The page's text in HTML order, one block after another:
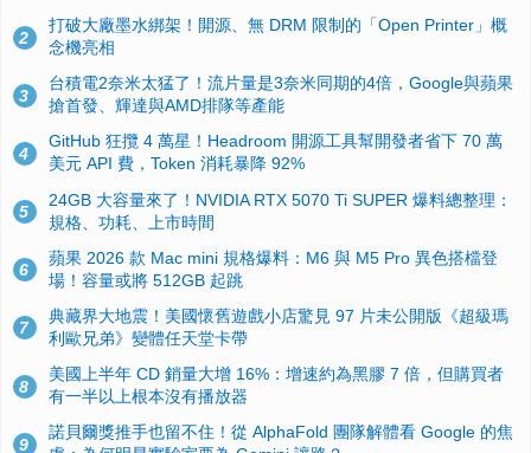
2
打破大廠墨水綁架！開源、無 DRM 限制的「Open Printer」概
念機亮相
3
台積電2奈米太猛了！流片量是3奈米同期的4倍，Google與蘋果
搶首發、輝達與AMD排隊等產能
4
GitHub 狂攬 4 萬星！Headroom 開源工具幫開發者省下 70 萬
美元 API 費，Token 消耗暴降 92%
5
24GB 大容量來了！NVIDIA RTX 5070 Ti SUPER 爆料總整理：
規格、功耗、上市時間
6
蘋果 2026 款 Mac mini 規格爆料：M6 與 M5 Pro 異色搭檔登
場！容量或將 512GB 起跳
7
典藏界大地震！美國懷舊遊戲小店驚見 97 片未公開版《超級瑪
利歐兄弟》變體任天堂卡帶
8
美國上半年 CD 銷量大增 16%：增速約為黑膠 7 倍，但購買者
有一半以上根本沒有播放器
9
諾貝爾獎推手也留不住！從 AlphaFold 團隊解體看 Google 的焦